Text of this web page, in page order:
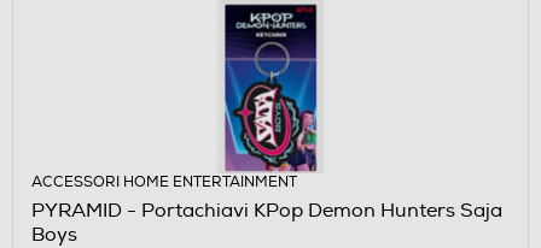
ACCESSORI HOME ENTERTAINMENT
PYRAMID - Portachiavi KPop Demon Hunters Saja
Boys